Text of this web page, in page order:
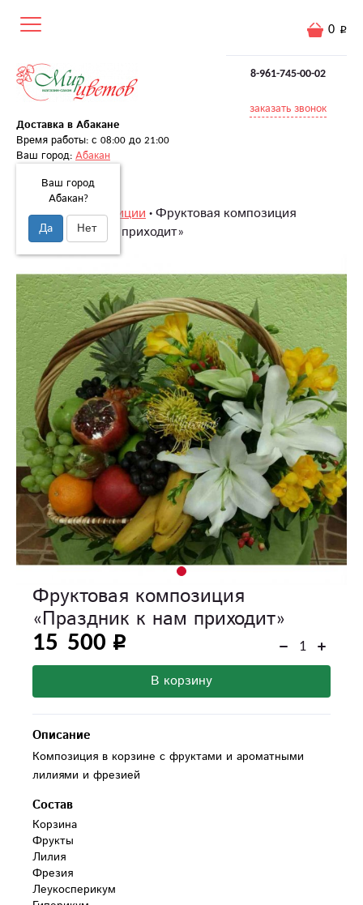
8-961-745-00-02
заказать звонок
Доставка в Абакане
Время работы: с 08:00 до 21:00
Ваш город: Абакан
Ваш город
Абакан?
Да Нет
0
Главная Композиции Фруктовая композиция
«Праздник к нам приходит»
Фруктовая композиция
«Праздник к нам приходит»
15 500
В корзину
Описание
Композиция в корзине с фруктами и ароматными
лилиями и фрезией
Состав
Корзина
Фрукты
Лилия
Фрезия
Леукосперикум